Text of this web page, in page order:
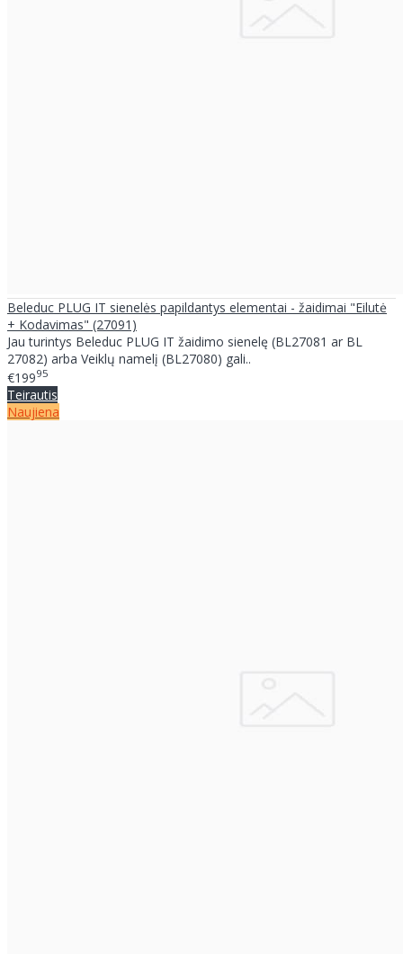
Beleduc PLUG IT sienelės papildantys elementai - žaidimai "Eilutė
+ Kodavimas" (27091)
Jau turintys Beleduc PLUG IT žaidimo sienelę (BL27081 ar BL
27082) arba Veiklų namelį (BL27080) gali..
€19995
Teirautis
Naujiena